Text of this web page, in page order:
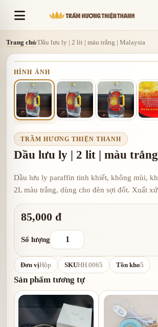
Trang chủ/Dầu lưu ly | 2 lit | màu trắng | Malaysia
HÌNH ẢNH
TRẦM HƯƠNG THIỆN THANH
Dầu lưu ly | 2 lit | màu
Dầu lưu ly paraffin tinh khiết, không mùi,
2L màu trắng, dùng cho đèn sợi đốt. Xuất
85,000 đ
Số lượng
Đơn vịHộp SKUHH.0065 Tồn kho5
Sản phẩm tương tự